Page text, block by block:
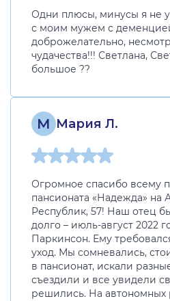
Одни плюсы, минусы я не
с моим мужем с
доброжелательно,
чудачества!!! Светлана,
большое ??
М Мария Л.
Огромное спасибо всему
пансионата «Надежда» на
Республик, 57! Наш отец
долго – июль-август 2022
Паркинсон. Ему
уход. Мы сомневались,
в пансионат, искали
съездили и все увидели
решились. На автономных